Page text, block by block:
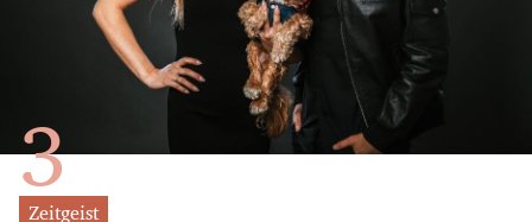
Zeitgeist